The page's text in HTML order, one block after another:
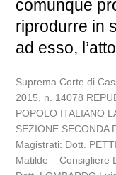
comunque
riprodurre in
ad esso,
Suprema Corte di
2015, n. 14078
POPOLO ITALIANO
SEZIONE SECONDA
Magistrati: Dott.
Matilde – Consigliere